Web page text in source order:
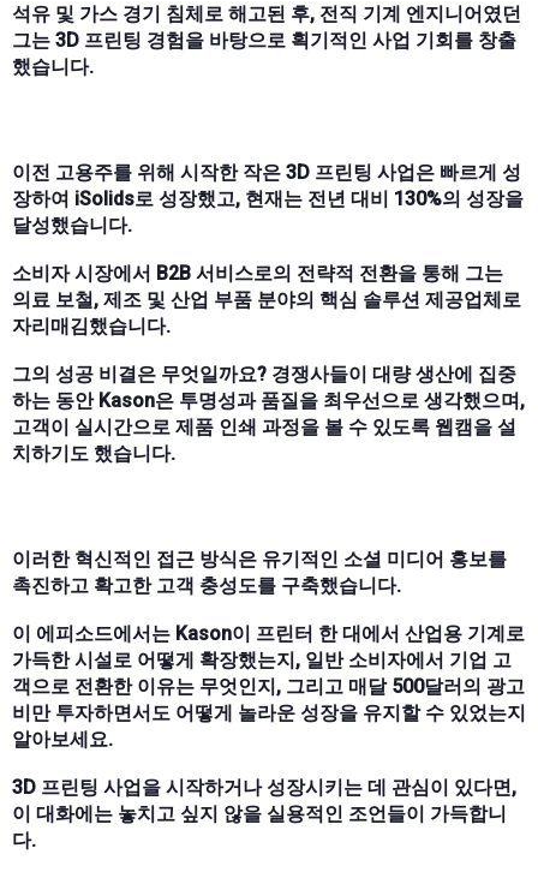
석유 및 가스 경기 침체로 해고된 후, 전직 기계 엔지니어였던
그는 3D 프린팅 경험을 바탕으로 획기적인 사업 기회를 창출
했습니다.
이전 고용주를 위해 시작한 작은 3D 프린팅 사업은 빠르게 성
장하여 iSolids로 성장했고, 현재는 전년 대비 130%의 성장을
달성했습니다.
소비자 시장에서 B2B 서비스로의 전략적 전환을 통해 그는
의료 보철, 제조 및 산업 부품 분야의 핵심 솔루션 제공업체로
자리매김했습니다.
그의 성공 비결은 무엇일까요? 경쟁사들이 대량 생산에 집중
하는 동안 Kason은 투명성과 품질을 최우선으로 생각했으며,
고객이 실시간으로 제품 인쇄 과정을 볼 수 있도록 웹캠을 설
치하기도 했습니다.
이러한 혁신적인 접근 방식은 유기적인 소셜 미디어 홍보를
촉진하고 확고한 고객 충성도를 구축했습니다.
이 에피소드에서는 Kason이 프린터 한 대에서 산업용 기계로
가득한 시설로 어떻게 확장했는지, 일반 소비자에서 기업 고
객으로 전환한 이유는 무엇인지, 그리고 매달 500달러의 광고
비만 투자하면서도 어떻게 놀라운 성장을 유지할 수 있었는지
알아보세요.
3D 프린팅 사업을 시작하거나 성장시키는 데 관심이 있다면,
이 대화에는 놓치고 싶지 않을 실용적인 조언들이 가득합니
다.